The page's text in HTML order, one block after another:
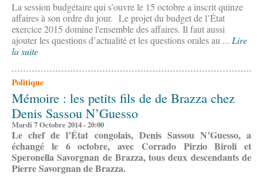
La session budgétaire qui s’ouvre le 15 octobre a inscrit quinze
affaires à son ordre du jour. Le projet du budget de l’État
exercice 2015 domine l'ensemble des affaires. Il faut aussi
ajouter les questions d’actualité et les questions orales au ... Lire
la suite
Politique
Mémoire : les petits fils de de Brazza chez
Denis Sassou N’Guesso
Mardi 7 Octobre 2014 - 20:00
Le chef de l’État congolais, Denis Sassou N’Guesso, a
échangé le 6 octobre, avec Corrado Pirzio Biroli et
Speronella Savorgnan de Brazza, tous deux descendants de
Pierre Savorgnan de Brazza.